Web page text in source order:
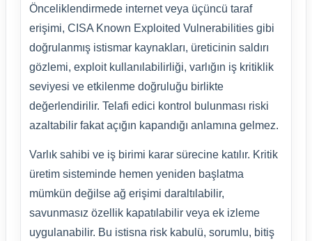
Önceliklendirmede internet veya üçüncü taraf
erişimi, CISA Known Exploited Vulnerabilities gibi
doğrulanmış istismar kaynakları, üreticinin saldırı
gözlemi, exploit kullanılabilirliği, varlığın iş kritiklik
seviyesi ve etkilenme doğruluğu birlikte
değerlendirilir. Telafi edici kontrol bulunması riski
azaltabilir fakat açığın kapandığı anlamına gelmez.
Varlık sahibi ve iş birimi karar sürecine katılır. Kritik
üretim sisteminde hemen yeniden başlatma
mümkün değilse ağ erişimi daraltılabilir,
savunmasız özellik kapatılabilir veya ek izleme
uygulanabilir. Bu istisna risk kabulü, sorumlu, bitiş